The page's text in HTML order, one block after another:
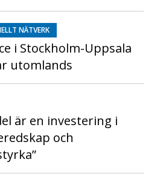
NÄTVERK
i Stockholm-Uppsala
utomlands
är en investering i
och